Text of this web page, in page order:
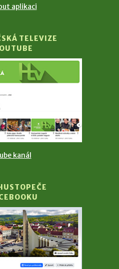
aplikaci
TELEVIZE
kanál